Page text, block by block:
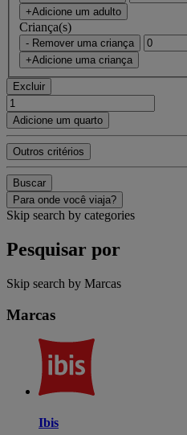
+Adicione um adulto
Criança(s)
- Remover uma criança
+Adicione uma criança
Excluir
Adicione um quarto
Outros critérios
Buscar
Para onde você viaja?
Skip search by categories
Pesquisar por
Skip search by Marcas
Marcas
Ibis